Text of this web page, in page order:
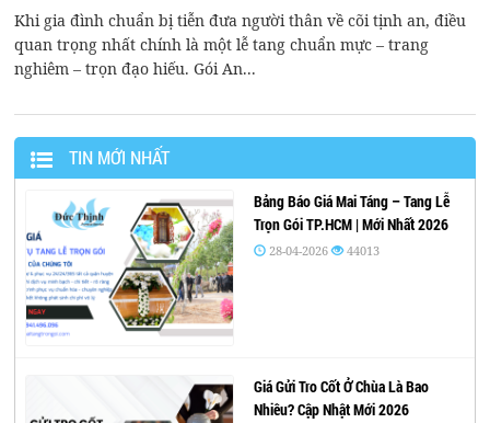
Khi gia đình chuẩn bị tiễn đưa người thân về cõi tịnh an, điều
quan trọng nhất chính là một lễ tang chuẩn mực – trang
nghiêm – trọn đạo hiếu. Gói An...
TIN MỚI NHẤT
Bảng Báo Giá Mai Táng – Tang Lễ
Trọn Gói TP.HCM | Mới Nhất 2026
28-04-2026 44013
Giá Gửi Tro Cốt Ở Chùa Là Bao
Nhiêu? Cập Nhật Mới 2026